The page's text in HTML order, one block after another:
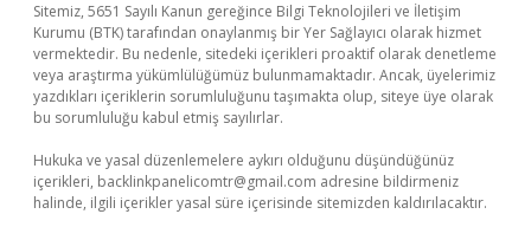
Sitemiz, 5651 Sayılı Kanun gereğince Bilgi Teknolojileri ve İletişim
Kurumu (BTK) tarafından onaylanmış bir Yer Sağlayıcı olarak hizmet
vermektedir. Bu nedenle, sitedeki içerikleri proaktif olarak denetleme
veya araştırma yükümlülüğümüz bulunmamaktadır. Ancak, üyelerimiz
yazdıkları içeriklerin sorumluluğunu taşımakta olup, siteye üye olarak
bu sorumluluğu kabul etmiş sayılırlar.
Hukuka ve yasal düzenlemelere aykırı olduğunu düşündüğünüz
içerikleri, backlinkpanelicomtr@gmail.com adresine bildirmeniz
halinde, ilgili içerikler yasal süre içerisinde sitemizden kaldırılacaktır.